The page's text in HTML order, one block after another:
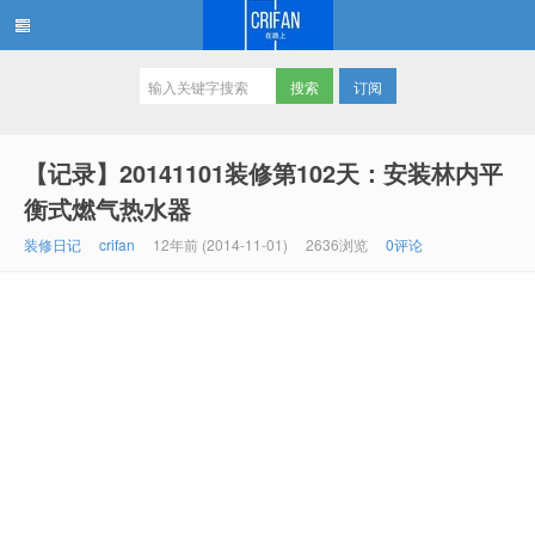
订阅
【记录】20141101装修第102天：安装林内平
衡式燃气热水器
装修日记 crifan 12年前 (2014-11-01) 2636浏览 0评论